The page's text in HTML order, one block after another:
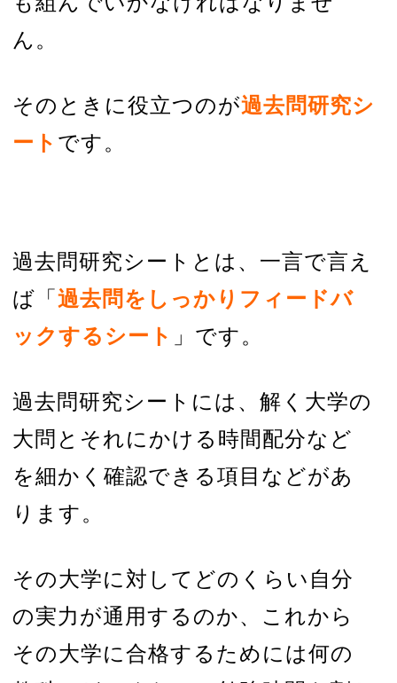
ん。
そのときに役立つのが過去問研究シ
ート です。
過去問研究シートとは、一言で言え
ば「 過去問をしっかりフィードバ
ックするシート 」です。
過去問研究シートには、解く大学の
大問とそれにかける時間配分など
を細かく確認できる項目などがあ
ります。
その大学に対してどのくらい自分
の実力が通用するのか、これから
その大学に合格するためには何の